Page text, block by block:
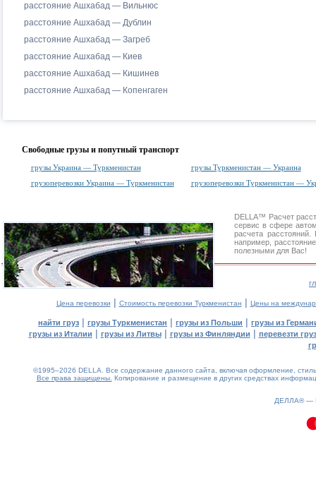
расстояние Ашхабад — Вильнюс
расстояние Ашхабад — Дублин
расстояние Ашхабад — Загреб
расстояние Ашхабад — Киев
расстояние Ашхабад — Кишинев
расстояние Ашхабад — Копенгаген
Свободные грузы и попутный транспорт
грузы Украина — Туркменистан
грузы Туркменистан — Украина
грузоперевозки Украина — Туркменистан
грузоперевозки Туркменистан —
DELLA™ Расчет
сервис в сфере
расчета
например,
полезными для Вас!
Цена перевозки | Стоимость перевозки Туркменистан | Цены на
найти груз | грузы Туркменистан | грузы из Польши | грузы из
грузы из Италии | грузы из Литвы| грузы из Финляндии | перевезти груз
©1995–2026 DELLA. Все содержание данного сайта, включая оформление,
Все права защищены. Копирование и размещение в других средствах
ДЕЛЛА® —